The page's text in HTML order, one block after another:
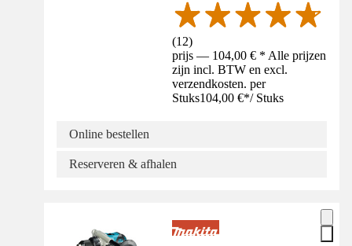
(12)
prijs — 104,00 € * Alle prijzen
zijn incl. BTW en excl.
verzendkosten. per
Stuks104,00 €*/ Stuks
Online bestellen
Reserveren & afhalen